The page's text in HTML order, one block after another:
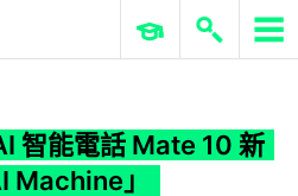
ERP 與商業 AI
智能電話 Mate 10 新
」